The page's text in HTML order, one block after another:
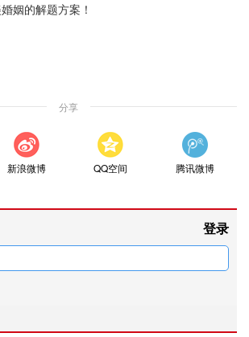
姻的解题方案！
分享
新浪微博 QQ空间 腾讯微博
登录